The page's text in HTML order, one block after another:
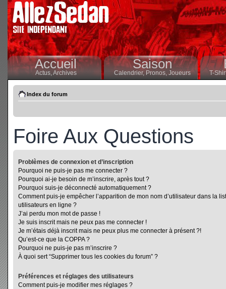
Accueil
Actus,Archives
Saison
Calendrier,Pronos, Joueurs T-
Index du forum
Foire Aux Questions
Problèmes de connexion et d’inscription
Pourquoi ne puis-je pas me connecter ?
Pourquoi ai-je besoin de m’inscrire, après tout ?
Pourquoi suis-je déconnecté automatiquement ?
Comment puis-je empêcher l’apparition de mon nom d’utilisateur dans la
utilisateurs en ligne ?
J’ai perdu mon mot de passe !
Je suis inscrit mais ne peux pas me connecter !
Je m’étais déjà inscrit mais ne peux plus me connecter à présent ?!
Qu’est-ce que la COPPA ?
Pourquoi ne puis-je pas m’inscrire ?
À quoi sert “Supprimer tous les cookies du forum” ?
Préférences et réglages des utilisateurs
Comment puis-je modifier mes réglages ?